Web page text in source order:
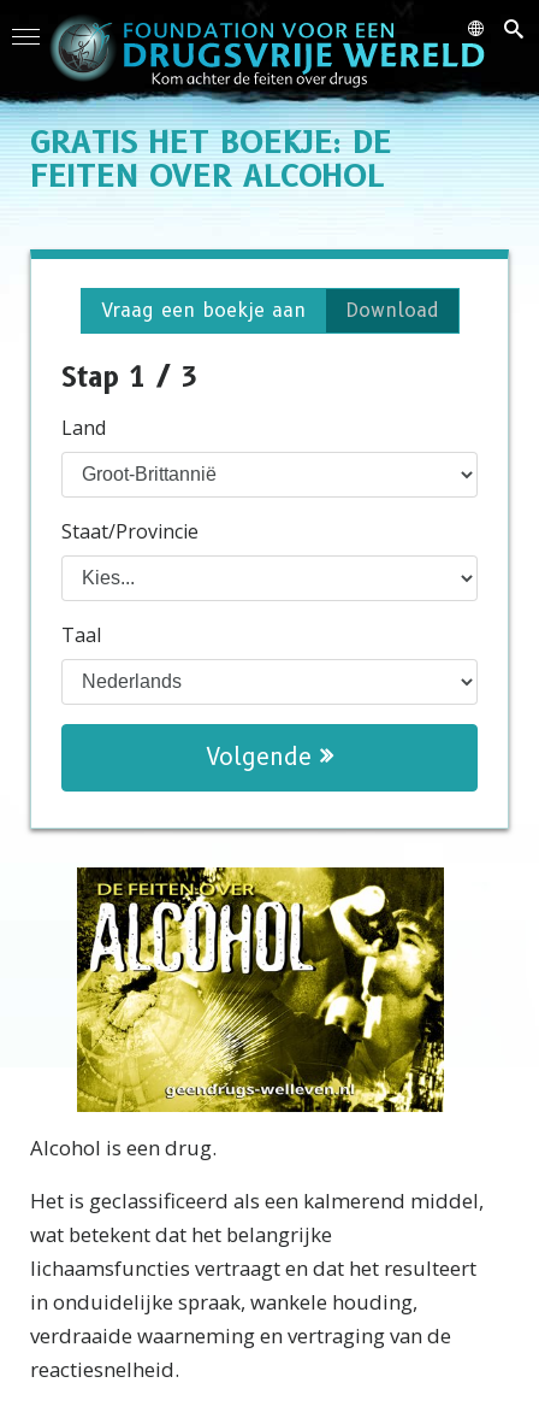
GRATISHET BOEKJE: DE
FEITEN OVER ALCOHOL
Vraag een boekje aan Download
Stap 1 / 3
Land
Staat/Provincie
Taal
Volgende
Alcohol is een drug.
Het is geclassificeerd als een kalmerend middel,
wat betekent dat het belangrijke
lichaamsfuncties vertraagt en dat het resulteert
in onduidelijke spraak, wankele houding,
verdraaide waarneming en vertraging van de
reactiesnelheid.